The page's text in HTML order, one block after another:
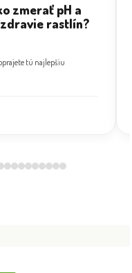
zmerať pH a
rastlín?
tú najlepšiu